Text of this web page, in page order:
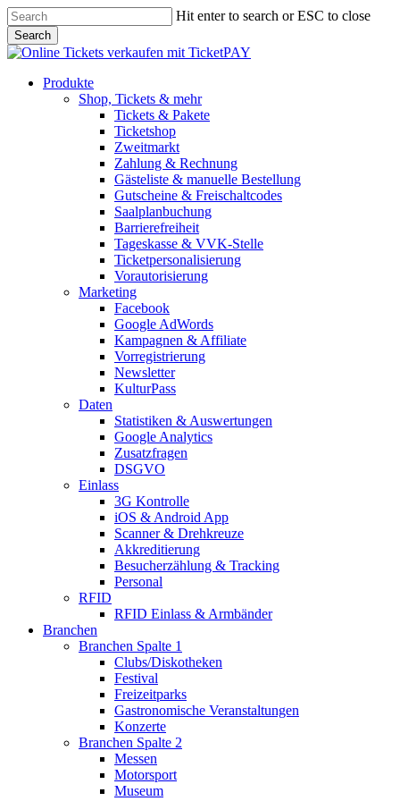
Skip
to
main
content
Hit enter to search or ESC to close
Search
Close
Menu
Produkte
Shop, Tickets & mehr
Tickets & Pakete
Ticketshop
Zweitmarkt
Zahlung & Rechnung
Gästeliste & manuelle Bestellung
Gutscheine & Freischaltcodes
Saalplanbuchung
Barrierefreiheit
Tageskasse & VVK-Stelle
Ticketpersonalisierung
Vorautorisierung
Marketing
Facebook
Google AdWords
Kampagnen & Affiliate
Vorregistrierung
Newsletter
KulturPass
Daten
Statistiken & Auswertungen
Google Analytics
Zusatzfragen
DSGVO
Einlass
3G Kontrolle
iOS & Android App
Scanner & Drehkreuze
Akkreditierung
Besucherzählung & Tracking
Personal
RFID
RFID Einlass & Armbänder
Branchen
Branchen Spalte 1
Clubs/Diskotheken
Festival
Freizeitparks
Gastronomische Veranstaltungen
Konzerte
Branchen Spalte 2
Messen
Motorsport
Museum